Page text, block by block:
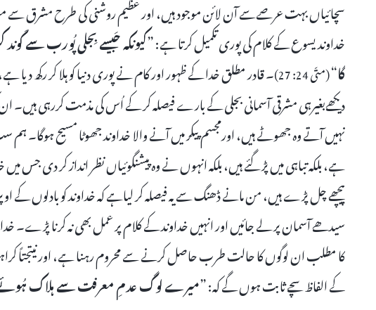
سچائیاں بہت عرصےسے آن لائن موجود ہیں، اور عظیم روشنی کی طرح مشرق سے
خداوند یسوع کے کلام کی پوری تکمیل کرتا ہے: ”کیونکہ جَیسے بِجلی پُورب سے
گا“(متّی 24: 27)
۔ قادر مطلق خدا کے ظہور اور کام نے پوری دنیا کو ہلا کر رکھ دیا
دیکھےبغیرہی مشرقی آسمانی بجلی کے بارے فیصلہ کر کے اُس کی مذمت کررہی ہیں۔
نہیں آتے وہ جھوٹے ہیں، اورمجسم پیکر میں آنے والا خداوند جھوٹا مسیح ہوگا۔ ہم
ہے، بلکہ تباہی میں پڑ گئے ہیں، بلکہ انہوں نے وہ پیشنگوئیاں نظر انداز کر دی جس
پیچھے چل پڑے ہیں، من مانے ڈھنگ سے یہ فیصلہ کر لیاہے کہ خداوند کو بادلوں کے
سیدھے آسمان پر لے جائیں اور انہیں خداوند کے کلام پر عمل بھی نہ کرنا پڑے۔
کا مطلب ان لوگوں کا حالت طرب حاصل کرنے سے محروم رہنا ہے، اور نیتجتاً
کے الفاظ سچے ثابت ہوں گے کہ: ”میرے لوگ عدمِ معرفت سے ہلاک